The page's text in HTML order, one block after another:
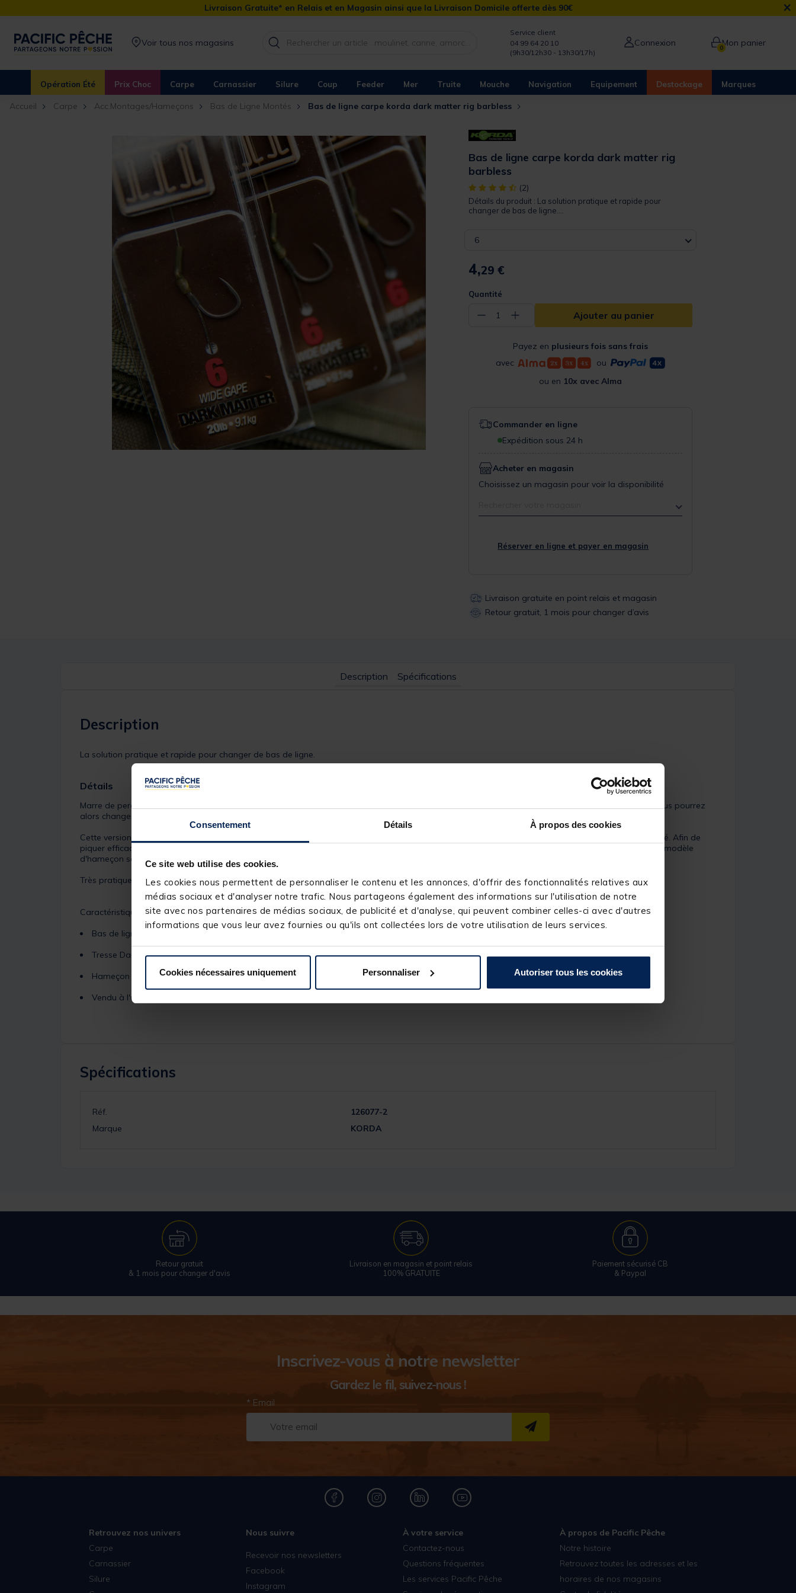
Consentement Détails À propos des cookies
Ce site web utilise des cookies.
Les cookies nous permettent de personnaliser le contenu et les annonces, d'offrir des fonctionnalités relatives aux
médias sociaux et d'analyser notre trafic. Nous partageons également des informations sur l'utilisation de notre
site avec nos partenaires de médias sociaux, de publicité et d'analyse, qui peuvent combiner celles-ci avec d'autres
informations que vous leur avez fournies ou qu'ils ont collectées lors de votre utilisation de leurs services.
Cookies nécessaires uniquement Personnaliser Autoriser tous les cookies
Livraison Gratuite* en Relais et en Magasin ainsi que la Livraison Domicile offerte dès 90€ ×
Voir tous nos magasins
Service client
04 99 64 20 10
(9h30/12h30 - 13h30/17h)
Connexion 0Mon panier
Opération Été Prix Choc Carpe Carnassier Silure Coup Feeder Mer Truite Mouche Navigation Equipement Destockage Marques
Accueil Carpe Acc.Montages/Hameçons Bas de Ligne Montés Bas de ligne carpe korda dark matter rig barbless
Bas de ligne carpe korda dark matter rig
barbless
[object Object] out of 5 Customer Rating
(2)
Détails du produit : La solution pratique et rapide pour
changer de bas de ligne....
6
4,29 €
Quantité
− 1 + Ajouter au panier
Payez en plusieurs fois sans frais
avec
ou
ou en 10x avec Alma
Commander en ligne
Expédition sous 24 h
Acheter en magasin
Choisissez un magasin pour voir la disponibilité
Réserver en ligne et payer en magasin
Livraison gratuite en point relais et magasin
Retour gratuit, 1 mois pour changer d’avis
Description Spécifications
Description
La solution pratique et rapide pour changer de bas de ligne.
Détails
Marre de perdre du temps à confectionner des bas de ligne lors de pêches rapides ? Et bien grâce aux bas de ligne prêts à l'emploi de chez Korda vous pourrez
alors changer en quelques secondes de
Cette version est réalisée à partir de la tresse
reconnue pour son excellente discrétion mais surtout son incroyable densité. Afin de
piquer efficacement le poisson, cette version est munie d'un
doté d’une large ouverture. A noté que cette version Barbless est un modèle
d'hameçon sans ardillon.
Très pratique il vous faudra simplement raccorder les bas de ligne à votre émerillon, escher et le tour est joué.
Caractéristiques :
Bas de ligne déjà monté
Tresse Dark Matter en 20 lbs
Hameçon Widegape Barbless (sans ardillon)
Vendu à l'unité
Spécifications
Réf.
126077-2
Marque
KORDA
Retour gratuit
& 1 mois pour changer d'avis
Livraison en magasin et point relais
100% GRATUITE
Paiement sécurisé CB
& Paypal
Inscrivez-vous à notre newsletter
Gardez le fil, suivez-nous !
* Email
S''INSCRIRE
Retrouvez nos univers
Carpe
Carnassier
Silure
Nous suivre
Recevoir nos newsletters
Facebook
Instagram
À votre service
Contactez-nous
Questions fréquentes
Les services Pacific Pêche
À propos de Pacific Pêche
Notre histoire
Retrouvez toutes les adresses et les
horaires de nos magasins